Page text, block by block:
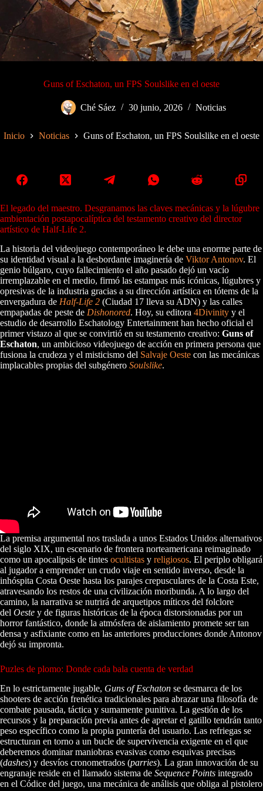
Guns of Eschaton, un FPS Soulslike en el oeste
Ché Sáez 30 junio, 2026 Noticias
Inicio Noticias Guns of Eschaton, un FPS Soulslike en el oeste
El legado del maestro. Desgranamos las claves mecánicas y la lúgubre
ambientación postapocalíptica del testamento creativo del director
artístico de Half-Life 2.
La historia del videojuego contemporáneo le debe una enorme parte de
su identidad visual a la desbordante imaginería de Viktor Antonov. El
genio búlgaro, cuyo fallecimiento el año pasado dejó un vacío
irremplazable en el medio, firmó las estampas más icónicas, lúgubres y
opresivas de la industria gracias a su dirección artística en tótems de la
envergadura de Half-Life 2 (Ciudad 17 lleva su ADN) y las calles
empapadas de peste de Dishonored. Hoy, su editora 4Divinity y el
estudio de desarrollo Eschatology Entertainment han hecho oficial el
primer vistazo al que se convirtió en su testamento creativo: Guns of
Eschaton, un ambicioso videojuego de acción en primera persona que
fusiona la crudeza y el misticismo del Salvaje Oeste con las mecánicas
implacables propias del subgénero Soulslike.
La premisa argumental nos traslada a unos Estados Unidos alternativos
del siglo XIX, un escenario de frontera norteamericana reimaginado
como un apocalipsis de tintes ocultistas y religiosos. El periplo obligará
al jugador a emprender un crudo viaje en sentido inverso, desde la
inhóspita Costa Oeste hasta los parajes crepusculares de la Costa Este,
atravesando los restos de una civilización moribunda. A lo largo del
camino, la narrativa se nutrirá de arquetipos míticos del folclore
del Oeste y de figuras históricas de la época distorsionadas por un
horror fantástico, donde la atmósfera de aislamiento promete ser tan
densa y asfixiante como en las anteriores producciones donde Antonov
dejó su impronta.
Puzles de plomo: Donde cada bala cuenta de verdad
En lo estrictamente jugable, Guns of Eschaton se desmarca de los
shooters de acción frenética tradicionales para abrazar una filosofía de
combate pausada, táctica y sumamente punitiva. La gestión de los
recursos y la preparación previa antes de apretar el gatillo tendrán tanto
peso específico como la propia puntería del usuario. Las refriegas se
estructuran en torno a un bucle de supervivencia exigente en el que
deberemos dominar maniobras evasivas como esquivas precisas
(dashes) y desvíos cronometrados (parries). La gran innovación de su
engranaje reside en el llamado sistema de Sequence Points integrado
en el Códice del juego, una mecánica de análisis que obliga al pistolero